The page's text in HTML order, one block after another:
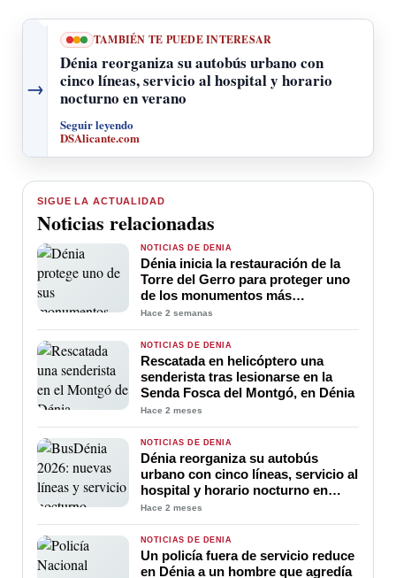
→
TAMBIÉN TE PUEDE INTERESAR
Dénia reorganiza su autobús urbano con
cinco líneas, servicio al hospital y horario
nocturno en verano
Seguir leyendo
DSAlicante.com
SIGUE LA ACTUALIDAD
Noticias relacionadas
NOTICIAS DE DENIA
Dénia inicia la restauración de la
Torre del Gerro para proteger uno
de los monumentos más
emblemáticos de la Costa Blanca
Hace 2 semanas
NOTICIAS DE DENIA
Rescatada en helicóptero una
senderista tras lesionarse en la
Senda Fosca del Montgó, en Dénia
Hace 2 meses
NOTICIAS DE DENIA
Dénia reorganiza su autobús
urbano con cinco líneas, servicio al
hospital y horario nocturno en
verano
Hace 2 meses
NOTICIAS DE DENIA
Un policía fuera de servicio reduce
en Dénia a un hombre que agredía